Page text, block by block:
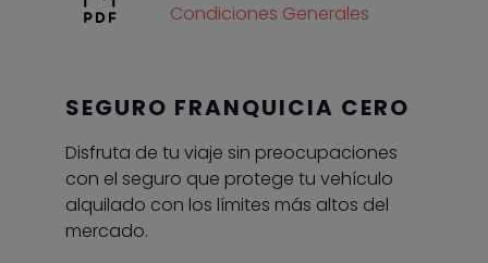
Condiciones Generales
SEGURO FRANQUICIA CERO
Disfruta de tu viaje sin preocupaciones
con el seguro que protege tu vehículo
alquilado con los límites más altos del
mercado.